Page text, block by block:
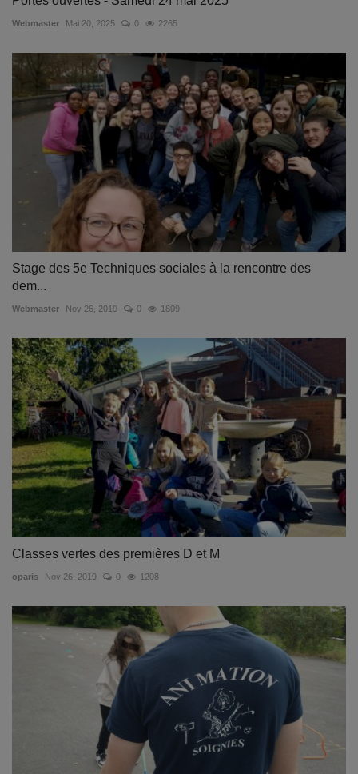
Webmaster Mai 20, 2025 0 2265
Stage des 5e Techniques sociales à la rencontre des
dem...
Webmaster Nov 26, 2019 0 1809
Classes vertes des premières D et M
oparis Nov 26, 2019 0 1208